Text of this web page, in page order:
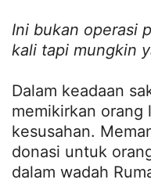
Ini bukan operasi
kali tapi mungkin
Dalam keadaan
memikirkan orang
kesusahan.
donasi untuk
dalam wadah